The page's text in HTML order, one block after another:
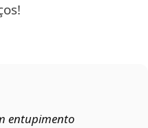
entupimento